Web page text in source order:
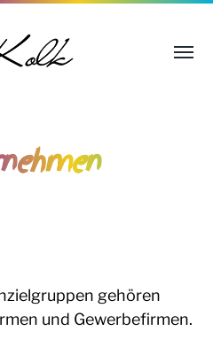
gehören
und Gewerbefirmen.